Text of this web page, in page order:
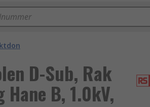
D-Sub, Rak
B, 1.0kV,